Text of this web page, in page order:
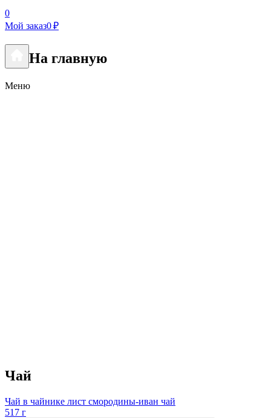
0
Мой заказ0 ₽
На главную
Меню
Чай
Чай в чайнике лист смородины-иван чай
517 г